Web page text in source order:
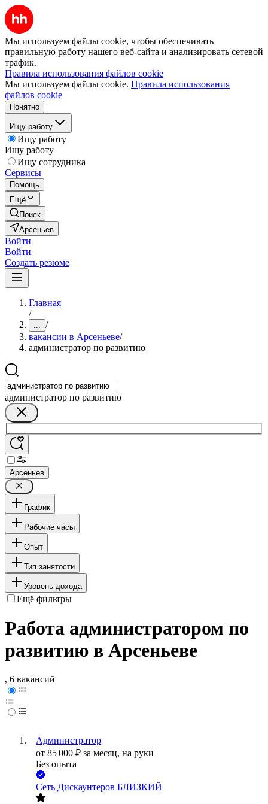
Мы используем файлы cookie, чтобы обеспечивать
правильную работу нашего веб-сайта и анализировать сетевой
трафик.
Правила использования файлов cookie
Мы используем файлы cookie. Правила использования
файлов cookie
Понятно
Ищу работу
Ищу работу
Ищу работу
Ищу сотрудника
Сервисы
Помощь
Ещё
Поиск
Арсеньев
Войти
Войти
Создать резюме
Главная
/
... /
вакансии в Арсеньеве/
администратор по развитию
администратор по развитию
Арсеньев
График
Рабочие часы
Опыт
Тип занятости
Уровень дохода
Ещё фильтры
Работа администратором по
развитию в Арсеньеве
, 6 вакансий
Администратор
от 85 000 ₽ за месяц, на руки
Без опыта
Сеть Дискаунтеров БЛИЗКИЙ